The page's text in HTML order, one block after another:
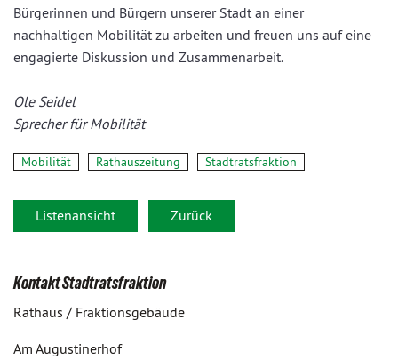
Bürgerinnen und Bürgern unserer Stadt an einer
nachhaltigen Mobilität zu arbeiten und freuen uns auf eine
engagierte Diskussion und Zusammenarbeit.
Ole Seidel
Sprecher für Mobilität
Mobilität Rathauszeitung Stadtratsfraktion
Listenansicht Zurück
Kontakt Stadtratsfraktion
Rathaus / Fraktionsgebäude
Am Augustinerhof